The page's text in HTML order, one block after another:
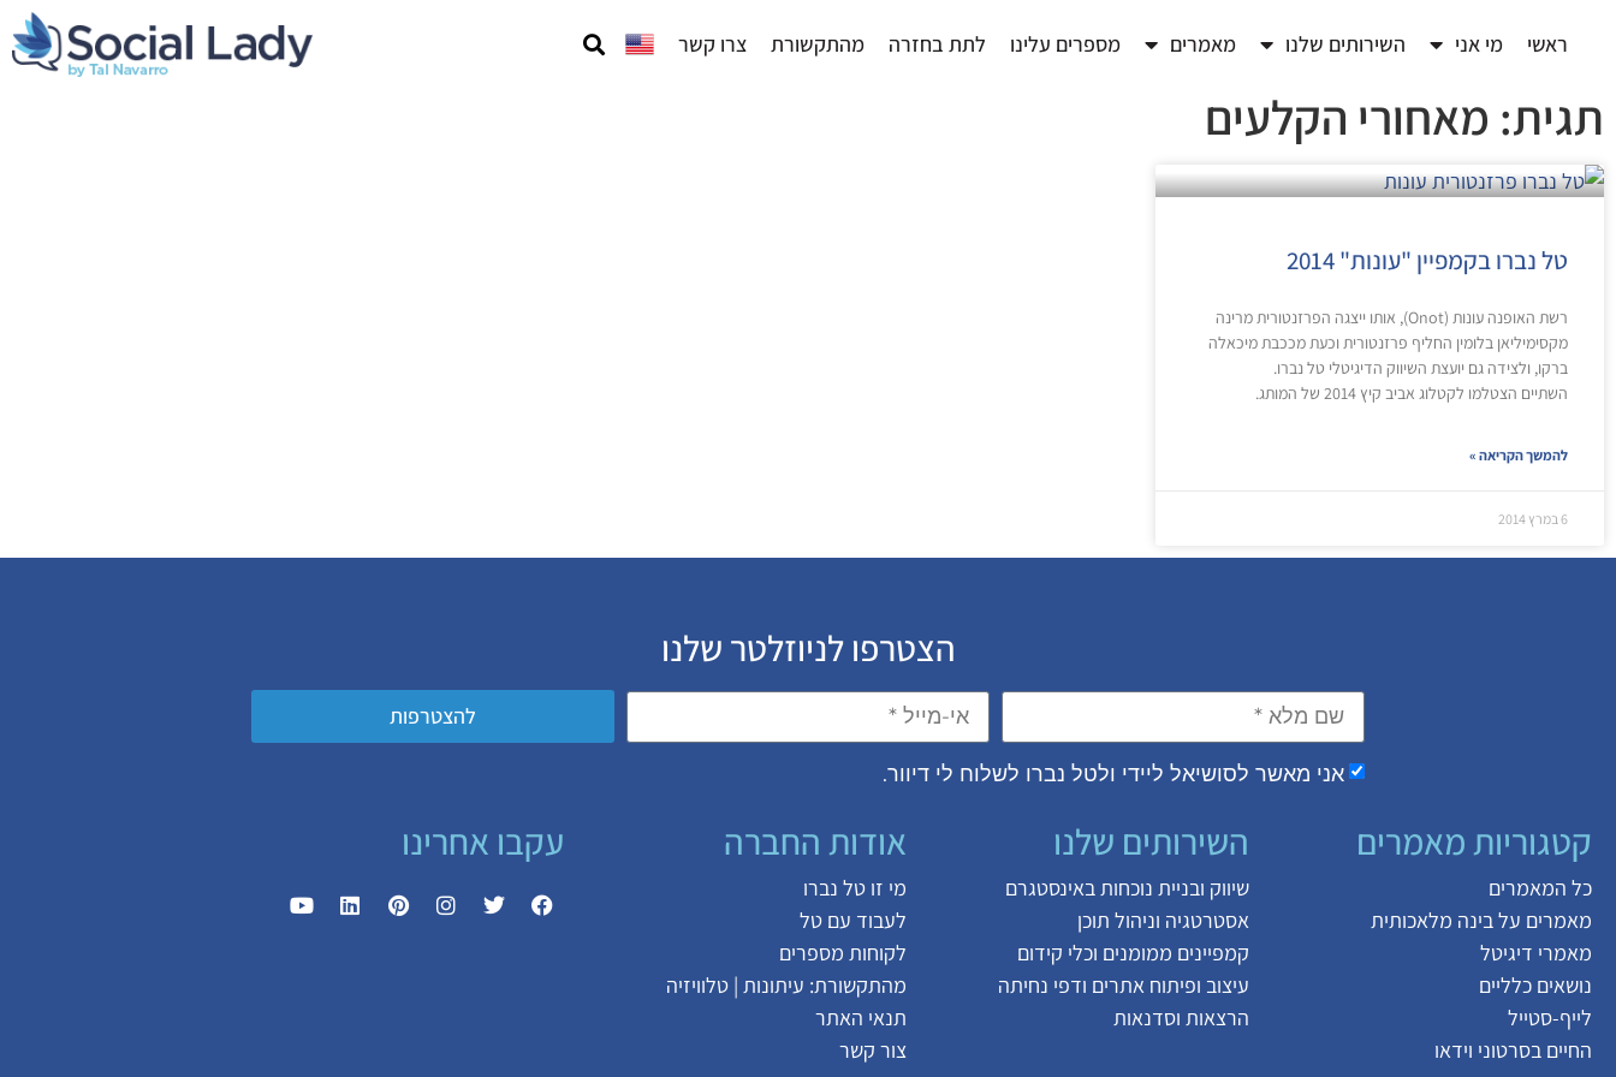
ראשי מי אני השירותים שלנו מאמרים מספרים עלינו לתת בחזרה מהתקשורת צרו קשר
תגית: מאחורי הקלעים
טל נברו בקמפיין "עונות" 2014
רשת האופנה עונות (Onot), אותו ייצגה הפרזנטורית מרינה
מקסימיליאן בלומין החליף פרזנטורית וכעת מככבת מיכאלה
ברקו, ולצידה גם יועצת השיווק הדיגיטלי טל נברו.
השתיים הצטלמו לקטלוג אביב קיץ 2014 של המותג.
להמשך הקריאה »
6 במרץ 2014
הצטרפו לניוזלטר שלנו
אני מאשר לסושיאל ליידי ולטל נברו לשלוח לי דיוור.
להצטרפות
קטגוריות מאמרים
כל המאמרים
מאמרים עלבינה מלאכותית
מאמרי דיגיטל
נושאים כלליים
לייף-סטייל
החיים בסרטוני וידאו
השירותים שלנו
שיווק ובניית נוכחות באינסטגרם
אסטרטגיה וניהול תוכן
קמפיינים ממומנים וכלי קידום
עיצוב ופיתוח אתרים ודפי נחיתה
הרצאות וסדנאות
אודות החברה
מי זו טל נברו
לעבוד עם טל
לקוחות מספרים
מהתקשורת: עיתונות | טלוויזיה
תנאי האתר
צור קשר
עקבו אחרינו